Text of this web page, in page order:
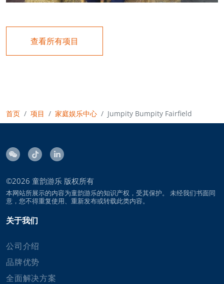
查看所有项目
首页 项目 家庭娱乐中心 Jumpity Bumpity Fairfield
©2026 童韵游乐 版权所有
本网站所展示的内容为童韵游乐的知识产权，受其保护。 未经我们书面同
意，您不得重复使用、重新发布或转载此类内容。
关于我们
公司介绍
品牌优势
全面解决方案